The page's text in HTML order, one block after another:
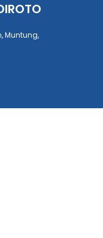
Muntung,